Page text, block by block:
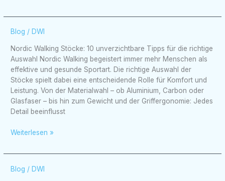
Blog / DWI
Nordic Walking Stöcke: 10 unverzichtbare Tipps für die richtige
Auswahl Nordic Walking begeistert immer mehr Menschen als
effektive und gesunde Sportart. Die richtige Auswahl der
Stöcke spielt dabei eine entscheidende Rolle für Komfort und
Leistung. Von der Materialwahl – ob Aluminium, Carbon oder
Glasfaser – bis hin zum Gewicht und der Griffergonomie: Jedes
Detail beeinflusst
Nordic
Stöcke:
10
unverzichtbare
Tipps
für
die
richtige
Weiterlesen »
Blog /DWI
7